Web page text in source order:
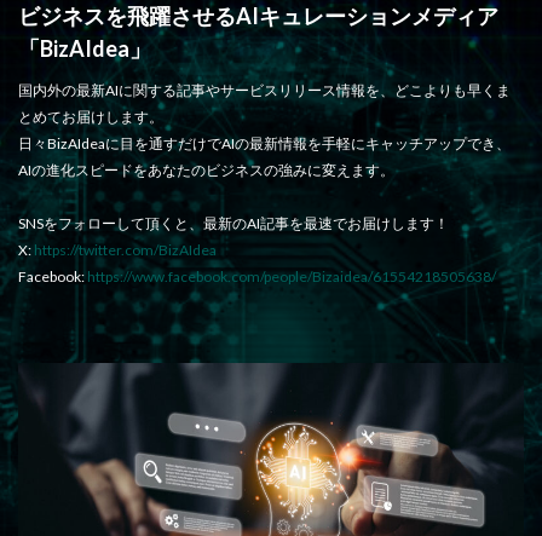
ビジネスを飛躍させるAIキュレーションメディア
「BizAIdea」
国内外の最新AIに関する記事やサービスリリース情報を、どこよりも早くま
とめてお届けします。
日々BizAIdeaに目を通すだけでAIの最新情報を手軽にキャッチアップでき、
AIの進化スピードをあなたのビジネスの強みに変えます。
SNSをフォローして頂くと、最新のAI記事を最速でお届けします！
X: https://twitter.com/BizAIdea
Facebook: https://www.facebook.com/people/Bizaidea/61554218505638/